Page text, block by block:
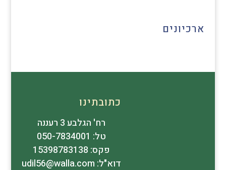
ארכיונים
כתובתינו
רח' הגלבע 3 רעננה
טל: 050-7834001
פקס: 15398783138
דוא"ל: udil56@walla.com